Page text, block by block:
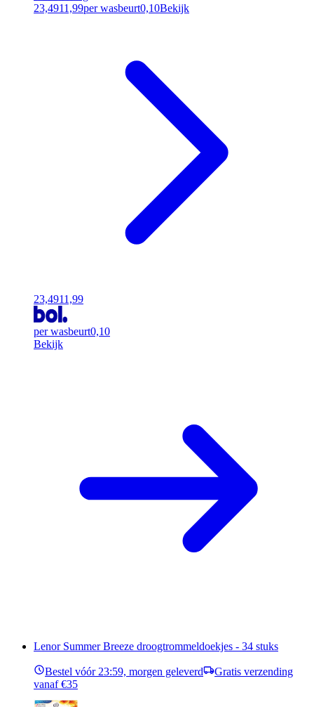
23,4911,99per wasbeurt0,10Bekijk
23,4911,99
per wasbeurt0,10
Bekijk
Lenor Summer Breeze droogtrommeldoekjes - 34 stuks
Bestel vóór 23:59, morgen geleverd
Gratis verzending
vanaf €35